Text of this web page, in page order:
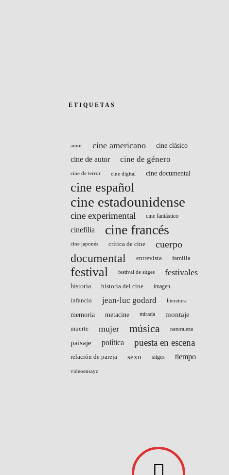
ETIQUETAS
amor cine americano cine clásico
cine de autor cine de género
cine de terror cine digital cine documental
cine español
cine estadounidense
cine experimental cine fantástico
cinefilia cine francés
cine japonés crítica de cine cuerpo
documental entrevista familia
festival festival de sitges festivales
historia historia del cine imagen
infancia jean-luc godard literatura
memoria metacine mirada montaje
muerte mujer música naturaleza
paisaje política puesta en escena
relación de pareja sexo sitges tiempo
videoensayo